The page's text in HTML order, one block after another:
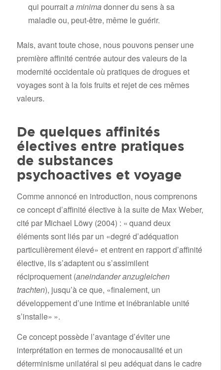
qui pourraita minimadonner du sens à sa
maladie ou, peut-être, même le guérir.
Mais, avant toute chose, nous pouvons penser une
première affinité centrée autour des valeurs de la
modernité occidentale où pratiques de drogues et
voyages sont à la fois fruits et rejet de ces mêmes
valeurs.
De quelques affinités
électives entre pratiques
de substances
psychoactives et voyage
Comme annoncé en introduction, nous comprenons
ce concept d’affinité élective à la suite de Max Weber,
cité par Michael Löwy (2004) : « quand deux
éléments sont liés par un «degré d’adéquation
particulièrement élevé» et entrent en rapport d’affinité
élective, ils s’adaptent ou s’assimilent
réciproquement (aneindander anzugleichen
trachten), jusqu’à ce que, «finalement, un
développement d’une intime et inébranlable unité
s’installe» ».
Ce concept possède l’avantage d’éviter une
interprétation en termes de monocausalité et un
déterminisme unilatéral si peu adéquat dans le cadre